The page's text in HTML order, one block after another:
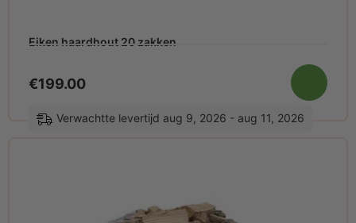
Eiken haardhout 20 zakken
€199.00
Verwachtte levertijd aug 9, 2026 - aug 11, 2026